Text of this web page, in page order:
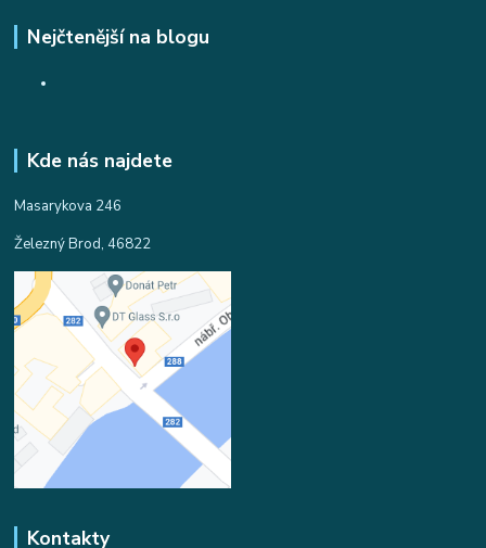
Nejčtenější na blogu
Kde nás najdete
Masarykova 246
Železný Brod, 46822
Kontakty